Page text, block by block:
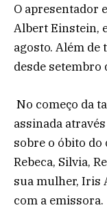
O apresentador
Albert Einstein,
agosto. Além de
desde setembro
No começo da
assinada
sobre o óbito do
Rebeca, Silvia,
sua mulher, Iris
com a emissora.